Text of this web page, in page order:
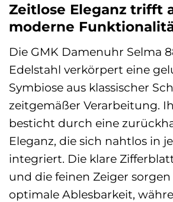
Zeitlose Eleganz trifft
moderne
Die GMK Damenuhr Selma
Edelstahl verkörpert eine
Symbiose aus klassischer
zeitgemäßer Verarbeitung.
besticht durch eine
Eleganz, die sich nahtlos in
integriert. Die klare
und die feinen Zeiger
optimale Ablesbarkeit,